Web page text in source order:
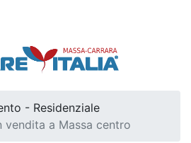
- Residenziale
a Massa centro